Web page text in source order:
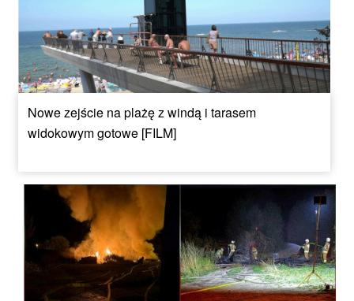
Nowe zejście na plażę z windą i tarasem
widokowym gotowe [FILM]